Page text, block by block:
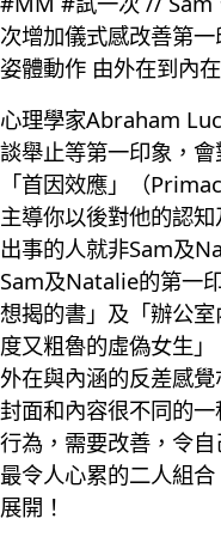
次增加儀式感改善第
姿體動作 由外在到內
心理學家Abraham
談舉止等第一印象，
「首因效應」（
主導你以後對他的認
出事的人就非Sam及
Sam及Natalie的第一
想揭的書」及「辦公
度又粗魯的虛偽女生
外在與內涵的反差感
封面和內容很不同的
行為，需要改善，令
最令人心累的二人組
展開！